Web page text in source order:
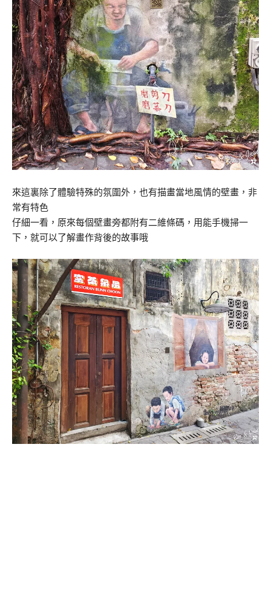
來這裏除了體驗特殊的氛圍外，也有描畫當地風情的壁畫，非
常有特色
仔細一看，原來每個壁畫旁都附有二維條碼，用能手機掃一
下，就可以了解畫作背後的故事哦